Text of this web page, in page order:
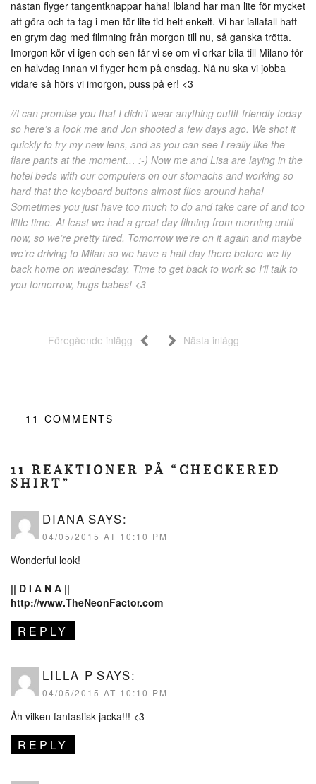
nästan flyger tangentknappar haha! Ibland har man lite för mycket
att göra och ta tag i men för lite tid helt enkelt. Vi har iallafall haft
en grym dag med filmning från morgon till nu, så ganska trötta.
Imorgon kör vi igen och sen får vi se om vi orkar bila till Milano för
en halvdag innan vi flyger hem på onsdag. Nä nu ska vi jobba
vidare så hörs vi imorgon, puss på er! <3
//I can promise you that I didn’t wear anything outfit-friendly today
so here’s a look me and Jon shooted a few days ago. We shot it
quickly to try my new lens, and as you can see I really like the
flare pants at the moment… :-) Now me and Lisa are laying in the
hotel beds with our computers on our stomachs and working so
hard that the keyboard buttons almost flies around haha!
Sometimes you just have too much to do and take care of and too
little time. At least we had a great day filming from morning until
now, so we’re pretty tired. Tomorrow we’re on it again and maybe
we’re driving to Milan so we have a half day there before we fly
back home on wednesday. Time to get back to work so I’ll talk to
you tomorrow, hugs babes! <3
Föregående inlägg Nästa inlägg
11 COMMENTS
11 REAKTIONER PÅ “CHECKERED
SHIRT”
DIANA SAYS:
04/05/2015 AT 10:10 PM
Wonderful look!
|| D I A N A ||
http://www.TheNeonFactor.com
REPLY
LILLA P SAYS:
04/05/2015 AT 10:10 PM
Åh vilken fantastisk jacka!!! <3
REPLY